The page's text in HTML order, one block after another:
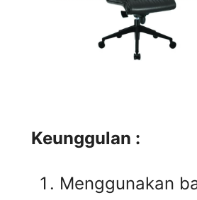
Keunggulan :
Menggunakan